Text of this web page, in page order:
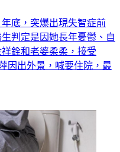
底，突爆出現失智症前
判定是因她長年憂鬱、自
銓和老婆柔柔，接受
因出外景，喊要住院，最